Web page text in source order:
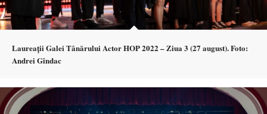
Laureații Galei Tânărului Actor HOP 2022 – Ziua 3 (27 august). Foto:
Andrei Gîndac